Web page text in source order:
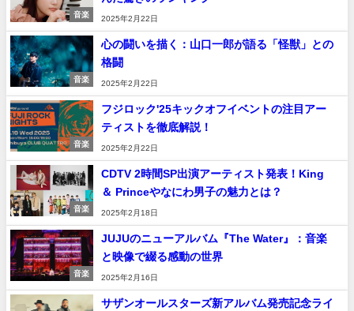
音楽
2025年2月22日
音楽
心の闘いを描く：山口一郎が語る「怪獣」との
格闘
2025年2月22日
音楽
フジロック'25キックオフイベントの注目アー
ティストを徹底解説！
2025年2月22日
音楽
CDTV 2時間SP出演アーティスト発表！King
＆ Princeやなにわ男子の魅力とは？
2025年2月18日
音楽
JUJUのニューアルバム『The Water』：音楽
と映像で綴る感動の世界
2025年2月16日
サザンオールスターズ新アルバム発売記念ライ